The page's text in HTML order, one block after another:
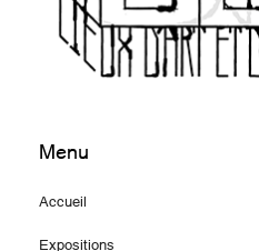
Menu
Accueil
Expositions